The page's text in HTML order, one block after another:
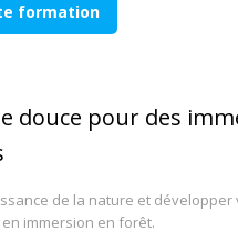
formation
douce pour des
de la nature et développer
en immersion en forêt.